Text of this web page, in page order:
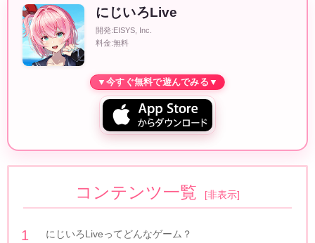
にじいろLive
開発:EISYS, Inc.
料金:無料
コンテンツ一覧 [非表示]
にじいろLiveってどんなゲーム？